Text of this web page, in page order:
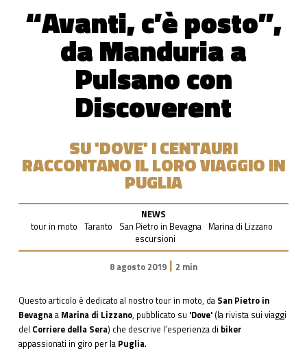
“Avanti, c’è posto”,
da Manduria a
Pulsano con
Discoverent
SU 'DOVE' I CENTAURI
RACCONTANO IL LORO VIAGGIO IN
PUGLIA
NEWS
tour in moto Taranto San Pietro in Bevagna Marina di Lizzano
escursioni
8 agosto 2019 | 2 min
Questo articolo è dedicato al nostro tour in moto, da San Pietro in
Bevagnaa Marina di Lizzano, pubblicato su 'Dove'(la rivista sui viaggi
del Corriere della Sera) che descrive l’esperienza di biker
appassionati in giro per la Puglia.